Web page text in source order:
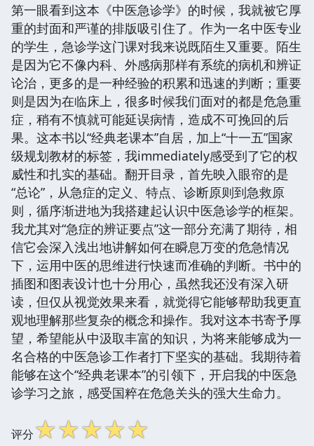
第一眼看到这本《中医急诊学》的时候，我就被它厚
重的封面和严谨的排版吸引住了。作为一名中医专业
的学生，急诊学这门课对我来说既陌生又重要。陌生
是因为它不像内科、外感病那样有系统的病机和辨证
论治，更多的是一种经验的积累和迅速的判断；重要
则是因为在临床上，很多时候我们面对的都是危急重
症，稍有不慎就可能延误病情，造成不可挽回的后
果。这本书以“经典老课本”自居，加上“十一五”国家
级规划教材的标签，我immediately感受到了它的权
威性和扎实的基础。翻开目录，首先映入眼帘的是
“总论”，从急症的定义、特点、诊断原则到急救原
则，循序渐进地为我搭建起认识中医急诊学的框架。
我尤其对“急症的辨证要点”这一部分充满了期待，相
信它会深入浅出地讲解如何在瞬息万变的危急情况
下，运用中医的思维进行快速而准确的判断。书中的
插图和图表设计也十分用心，虽然我还没有深入研
读，但仅从视觉效果来看，就觉得它能够帮助我更直
观地理解那些复杂的概念和操作。我对这本书寄予厚
望，希望能从中汲取丰富的知识，为将来能够成为一
名合格的中医急诊工作者打下坚实的基础。我期待着
能够在这个“经典老课本”的引领下，开启我的中医急
诊学习之旅，感受国粹在危急关头的强大生命力。
评分☆☆☆☆☆